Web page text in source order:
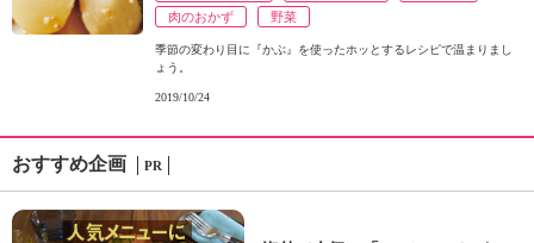
肉のおかず
野菜
季節の変わり目に『かぶ』を使ったホッとするレシピで温まりまし
ょう。
2019/10/24
おすすめ企画 PR